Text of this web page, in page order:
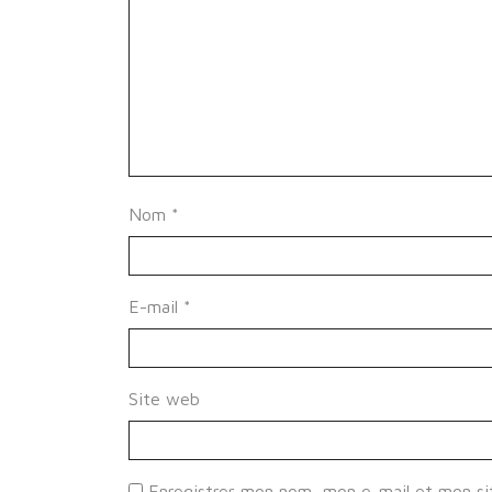
Nom *
E-mail *
Site web